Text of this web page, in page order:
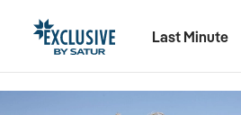
Last Minute